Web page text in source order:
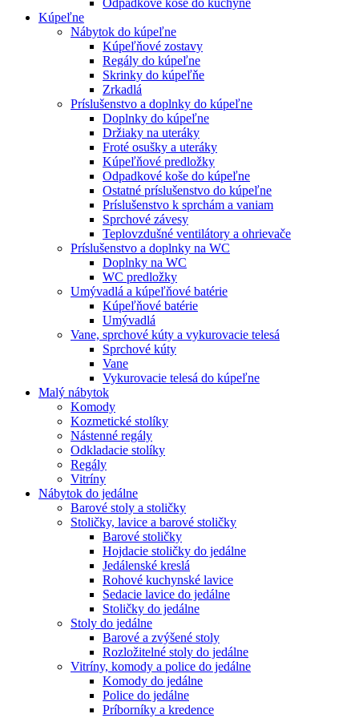
Kúpeľne
Nábytok do kúpeľne
Kúpeľňové zostavy
Regály do kúpeľne
Skrinky do kúpeľňe
Zrkadlá
Príslušenstvo a doplnky do kúpeľne
Doplnky do kúpeľne
Držiaky na uteráky
Froté osušky a uteráky
Kúpeľňové predložky
Odpadkové koše do kúpeľne
Ostatné príslušenstvo do kúpeľne
Príslušenstvo k sprchám a vaniam
Sprchové závesy
Teplovzdušné ventilátory a ohrievače
Príslušenstvo a doplnky na WC
Doplnky na WC
WC predložky
Umývadlá a kúpeľňové batérie
Kúpeľňové batérie
Umývadlá
Vane, sprchové kúty a vykurovacie telesá
Sprchové kúty
Vane
Vykurovacie telesá do kúpeľne
Malý nábytok
Komody
Kozmetické stolíky
Nástenné regály
Odkladacie stolíky
Regály
Vitríny
Nábytok do jedálne
Barové stoly a stoličky
Stoličky, lavice a barové stoličky
Barové stoličky
Hojdacie stoličky do jedálne
Jedálenské kreslá
Rohové kuchynské lavice
Sedacie lavice do jedálne
Stoličky do jedálne
Stoly do jedálne
Barové a zvýšené stoly
Rozložitelné stoly do jedálne
Vitríny, komody a police do jedálne
Komody do jedálne
Police do jedálne
Príborníky a kredence